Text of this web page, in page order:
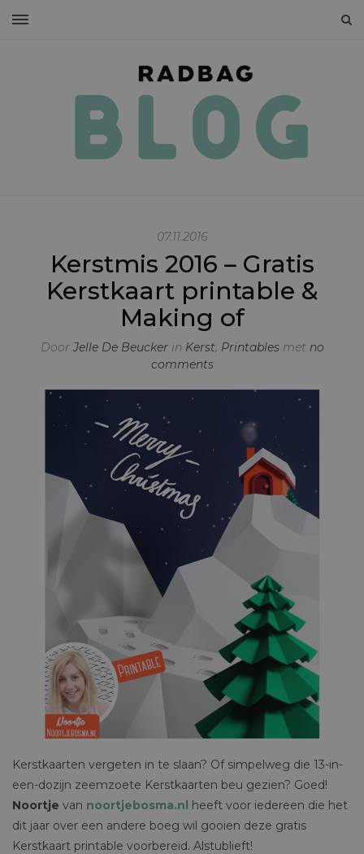
07.11.2016
Kerstmis 2016 – Gratis
Kerstkaart printable &
Making of
DoorJelle De Beuckerin Kerst, Printables met no
comments
Kerstkaarten vergeten in te slaan? Of simpelweg die 13-in-
een-dozijn zeemzoete Kerstkaarten beu gezien? Goed!
Noortje van noortjebosma.nl heeft voor iedereen die het
dit jaar over een andere boeg wil gooien deze gratis
Kerstkaart printable voorbereid. Alstublieft!